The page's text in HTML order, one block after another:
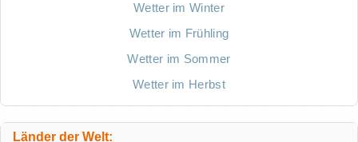
Wetter im Winter
Wetter im Frühling
Wetter im Sommer
Wetter im Herbst
Länder der Welt: